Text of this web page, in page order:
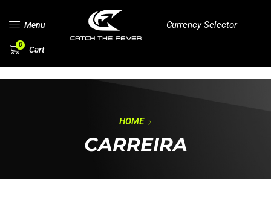
Menu Currency Selector
0 Cart
HOME
CARREIRA